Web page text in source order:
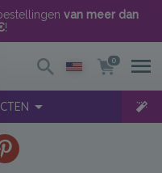
van meer dan
!
0